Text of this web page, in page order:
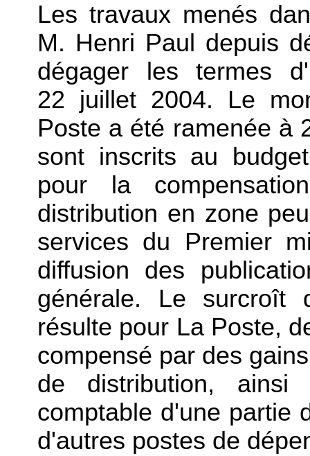
Les travaux menés
M. Henri Paul depuis
dégager les termes
22 juillet 2004. Le
Poste a été ramenée à
sont inscrits au
pour la
distribution en zone
services du Premier
diffusion des
générale. Le surcroît
résulte pour La Poste,
compensé par des
de distribution, ainsi
comptable d'une partie
d'autres postes de